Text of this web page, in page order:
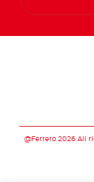
@Ferrero 2026 All